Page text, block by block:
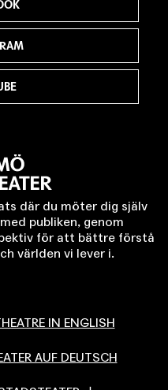
där du möter dig själv
publiken, genom
för att bättre förstå
världen vi lever i.
IN ENGLISH
AUF DEUTSCH